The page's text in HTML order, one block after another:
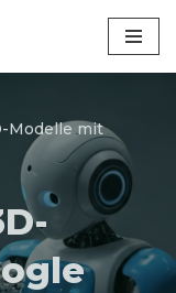
Modelle mit